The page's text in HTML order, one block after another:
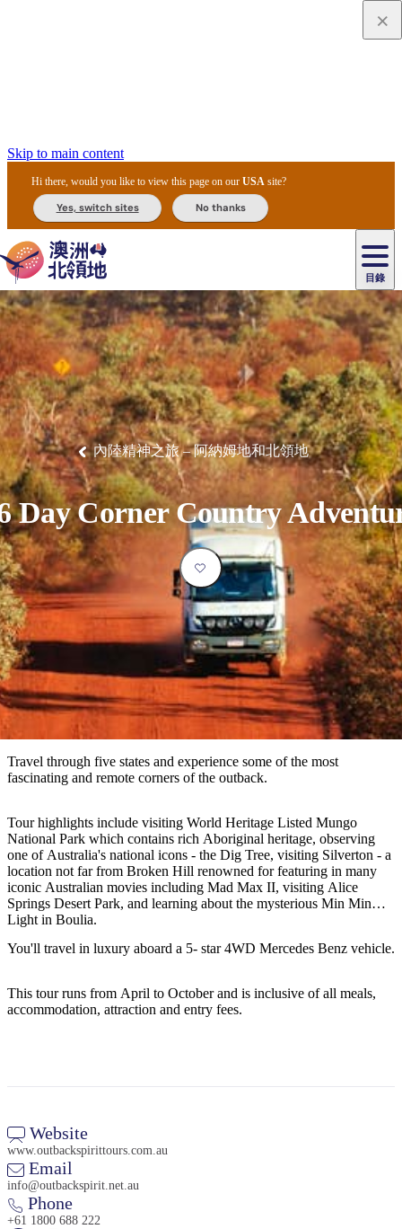
Skip to main content
Hi there, would you like to view this page on ourUSA site?
Yes, switch sites No thanks
目錄
主
目
錄
必
訪
景
點
最
受
歡
迎
的
地
內
陸
和
戶
外
按
地
區
探
索
達
爾
文
愛
麗
泉
烏
魯
魯
卡
卡
杜
國
家
公
園
李
菲
特
國
家
公
園
瓦
塔
卡
國
家
公
園
提
維
群
島
東
阿
納
姆
地
馬
塔
蘭
卡
溫
泉
池
尼
特
米
魯
克
國
家
公
園
卡
魯
卡
魯
/
魔
鬼
大
理
石
保
護
區
馬
古
克
瀑
布
茨
奧
里
查
/
西
麥
克
唐
納
國
家
公
園
必
活
動
體
驗
旅
類
型
推
榜
單
住
民
文
化
體
驗
美
食
略
節
慶
與
活
動
戶
外
和
探
險
自
和
野
生
動
植
物
歷
史
與
文
物
釣
魚
豪
華
旅
游
露
營
和
豪
華
野
營
自
駕
遊
劃
您
的
旅
行
規
劃
和
預
訂
用
資
訊
規
劃
工
具
住
宿
導
團
租
車
和
交
通
工
具
up
內陸精神之旅 – 阿納姆地和北領地
Day Corner Country
Travel through five states and experience some of the most
fascinating and remote corners of the outback.
Tour highlights include visiting World Heritage Listed Mungo
National Park which contains rich Aboriginal heritage, observing
one of Australia's national icons - the Dig Tree, visiting Silverton - a
location not far from Broken Hill renowned for featuring in many
iconic Australian movies including Mad Max II, visiting Alice
Springs Desert Park, and learning about the mysterious Min Min
Light in Boulia.
You'll travel in luxury aboard a 5- star 4WD Mercedes Benz vehicle.
This tour runs from April to October and is inclusive of all meals,
accommodation, attraction and entry fees.
Website
www.outbackspirittours.com.au
Email
info@outbackspirit.net.au
Phone
+61 1800 688 222